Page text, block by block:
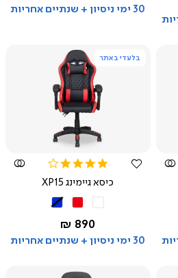
רגיל
30 ימי ניסיון + שנתיים אחריות
בלעדי באתר
צפייה
מהירה
rating
כיסא גיימינג XP15
שחורשחור
החל מ-
890 ₪
30 ימי ניסיון + שנתיים אחריות